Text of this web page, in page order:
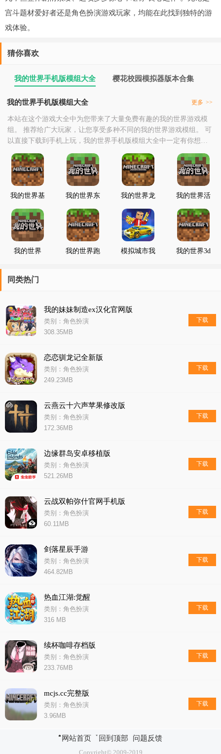
宫斗题材爱好者还是角色扮演游戏玩家，均能在此找到独特的游
戏体验。
猜你喜欢
我的世界手机版模组大全 樱花校园模拟器版本合集
我的世界手机版模组大全 更多 >>
本站在这个游戏大全中为您带来了大量免费有趣的我的世界游戏模
组。 推荐给广大玩家，让您享受多种不同的我的世界游戏模组。 可
以直接下载到手机上玩，我的世界手机版模组大全中一定有你想要
我的世界基
1.17.10.20
我的世界东
mod
我的世界龙
我的世界活
我的世界
我的世界跑
模拟城市我
我的世界3d
同类热门
我的妹妹制造ex汉化官网版
类别：角色扮演
308.35MB
下载
恋恋驯龙记全新版
类别：角色扮演
249.23MB
下载
云燕云十六声苹果修改版
类别：角色扮演
172.36MB
下载
边缘群岛安卓移植版
类别：角色扮演
521.26MB
下载
云战双帕弥什官网手机版
类别：角色扮演
60.11MB
下载
剑落星辰手游
类别：角色扮演
464.82MB
下载
热血江湖:觉醒
类别：角色扮演
316 MB
下载
续杯咖啡存档版
类别：角色扮演
233.76MB
下载
mcjs.cc完整版
类别：角色扮演
3.96MB
下载
网站首页 回到顶部 问题反馈
Copyright© 2009-2019